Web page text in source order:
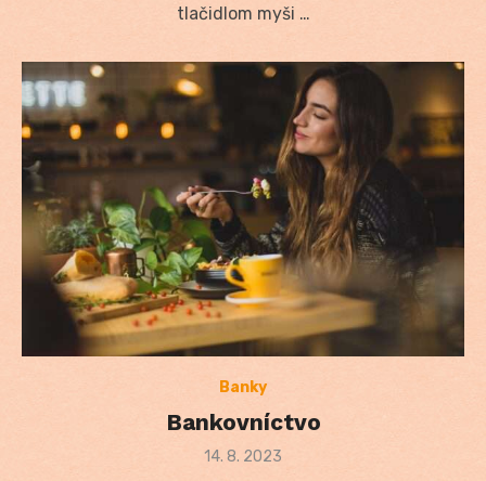
tlačidlom myši …
Banky
Bankovníctvo
Posted
14. 8. 2023